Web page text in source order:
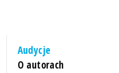
Audycje
O autorach